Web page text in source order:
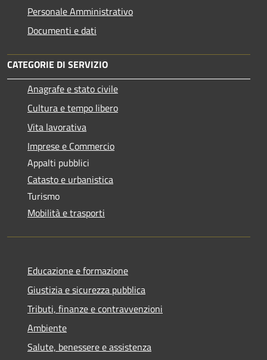
Personale Amministrativo
Documenti e dati
CATEGORIE DI SERVIZIO
Anagrafe e stato civile
Cultura e tempo libero
Vita lavorativa
Imprese e Commercio
Appalti pubblici
Catasto e urbanistica
Turismo
Mobilità e trasporti
Educazione e formazione
Giustizia e sicurezza pubblica
Tributi, finanze e contravvenzioni
Ambiente
Salute, benessere e assistenza